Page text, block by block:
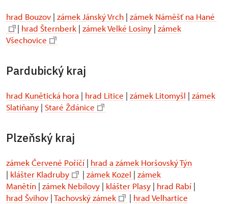
hrad Bouzov | zámek Jánský Vrch | zámek Náměšť na Hané
| hrad Šternberk | zámek Velké Losiny | zámek
Všechovice
Pardubický kraj
hrad Kunětická hora | hrad Litice | zámek Litomyšl | zámek
Slatiňany | Staré Ždánice
Plzeňský kraj
zámek Červené Poříčí | hrad a zámek Horšovský Týn
| klášter Kladruby | zámek Kozel | zámek
Manětín | zámek Nebílovy | klášter Plasy | hrad Rabí |
hrad Švihov |Tachovský zámek | hrad Velhartice